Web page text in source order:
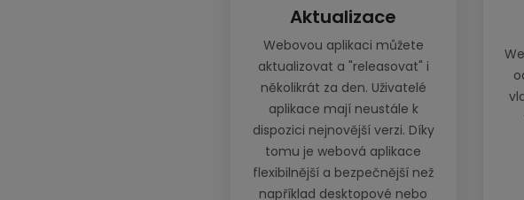
Aktualizace
Webovou aplikaci můžete
aktualizovat a "releasovat" i
několikrát za den. Uživatelé
aplikace mají neustále k
dispozici nejnovější verzi. Díky
tomu je webová aplikace
flexibilnější a bezpečnější než
například desktopové nebo